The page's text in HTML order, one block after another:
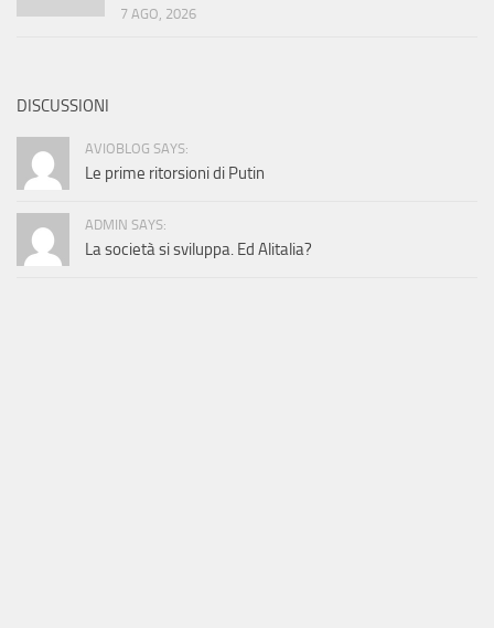
7 AGO, 2026
DISCUSSIONI
AVIOBLOG SAYS:
Le prime ritorsioni di Putin
ADMIN SAYS:
La società si sviluppa. Ed Alitalia?